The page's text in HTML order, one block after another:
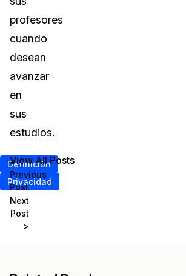
profesores
cuando
desean
avanzar
en
sus
estudios.
Definición
Privacidad
<
Previous
Post
Next
Post
>
View All Posts